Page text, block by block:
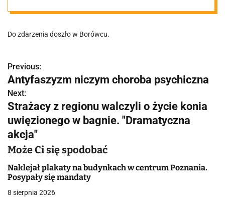
ranne
Do zdarzenia doszło w Borówcu.
N
a
w
i
g
a
c
Previous:
Antyfaszyzm niczym choroba psychiczna
Next:
Strażacy z regionu walczyli o życie konia
uwięzionego w bagnie. "Dramatyczna
akcja"
Może Ci się spodobać
Naklejał plakaty na budynkach w centrum Poznania.
Posypały się mandaty
8 sierpnia 2026